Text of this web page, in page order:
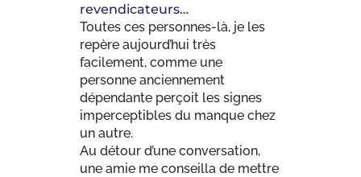
revendicateurs…
Toutes ces personnes-là, je les
repère aujourd’hui très
facilement, comme une
personne anciennement
dépendante perçoit les signes
imperceptibles du manque chez
un autre.
Au détour d’une conversation,
une amie me conseilla de mettre